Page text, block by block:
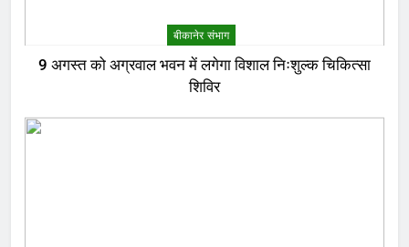
बीकानेर संभाग
9 अगस्त को अग्रवाल भवन में लगेगा विशाल निःशुल्क चिकित्सा
शिविर